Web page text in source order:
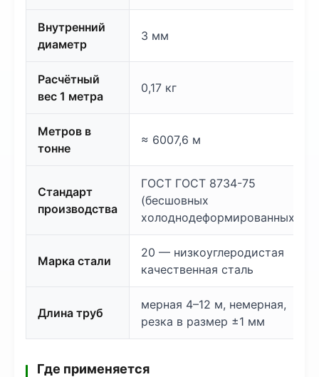
Внутренний
диаметр
3 мм
Расчётный
вес 1 метра
0,17 кг
Метров в
тонне
≈ 6007,6 м
Стандарт
производства
ГОСТ ГОСТ 8734-75
(бесшовных
холоднодеформированных)
Марка стали
20 — низкоуглеродистая
качественная сталь
Длина труб
мерная 4–12 м, немерная,
резка в размер ±1 мм
Где применяется